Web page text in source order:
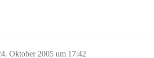
Oktober 2005 um 17:42